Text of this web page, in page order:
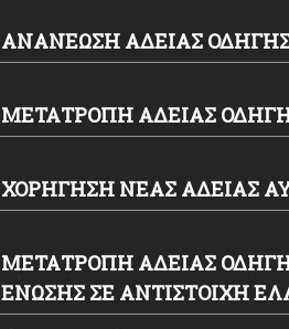
ΑΝΑΝΕΩΣΗ ΑΔΕΙΑΣ
ΜΕΤΑΤΡΟΠΗ ΑΔΕΙΑΣ
ΧΟΡΗΓΗΣΗ ΝΕΑΣ ΑΔΕΙΑΣ
ΜΕΤΑΤΡΟΠΗ ΑΔΕΙΑΣ
ΕΝΩΣΗΣ ΣΕ ΑΝΤΙΣΤΟΙΧΗ